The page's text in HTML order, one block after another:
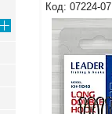
07224-07